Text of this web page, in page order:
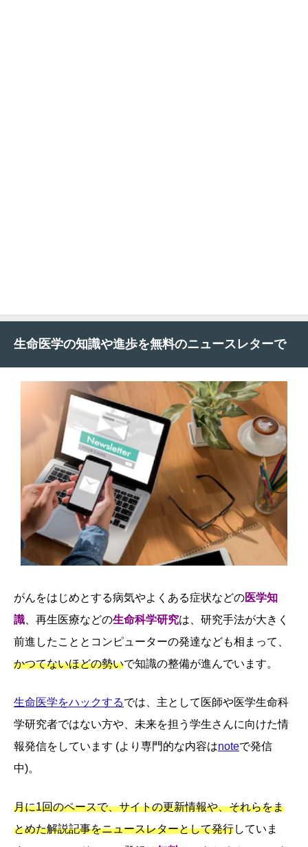
生命医学の知識や進歩を無料のニュースレターで
がんをはじめとする病気やよくある症状などの医学知
識 、再生医療などの生命科学研究は、研究手法が大きく
前進したこととコンピューターの発達なども相まって、
かつてないほどの勢いで知識の整備が進んでいます。
生命医学をハックするでは、主として医師や医学生命科
学研究者ではない方や、未来を担う学生さんに向けた情
報発信をしています (より専門的な内容はnoteで発信
中)。
月に1回のペースで、サイトの更新情報や、それらをま
とめた解説記事をニュースレターとして発行していま